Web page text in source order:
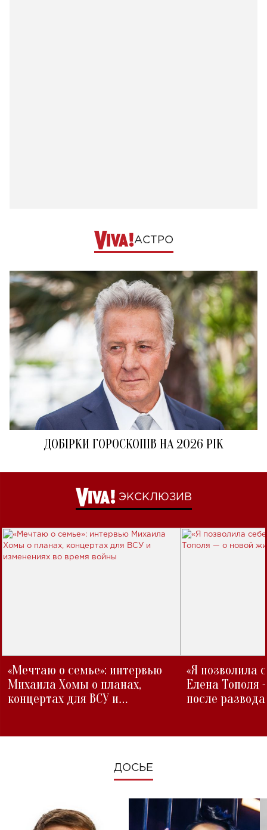
АСТРО
ДОБІРКИ ГОРОСКОПІВ НА 2026 РІК
ЭКСКЛЮЗИВ
«Мечтаю о семье»: интервью
Михаила Хомы о планах,
концертах для ВСУ и
«Я позволила
Елена Тополя
после развода
ДОСЬЕ